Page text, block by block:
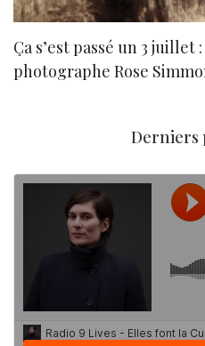
Ça s’est passé un 3 juillet
photographe Rose
Derniers